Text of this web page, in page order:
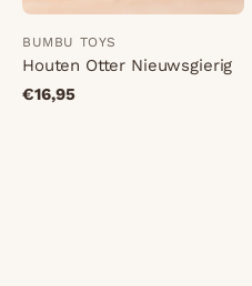
BUMBU TOYS
Houten Otter Nieuwsgierig
€16,95